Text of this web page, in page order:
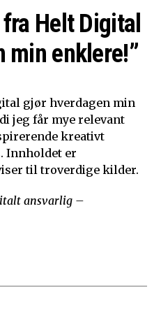
Helt Digital
min enklere!”
gjør hverdagen min
jeg får mye relevant
kreativt
Innholdet er
til troverdige kilder.
ansvarlig –